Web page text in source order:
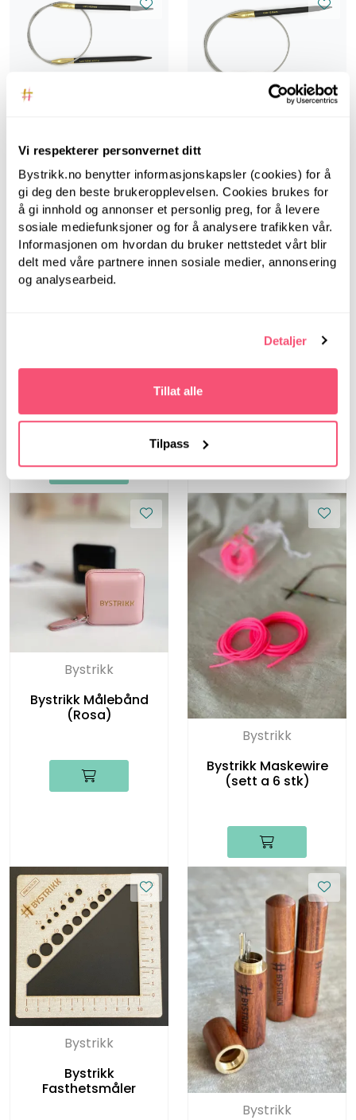
Vi respekterer personvernet ditt
Bystrikk.no benytter informasjonskapsler (cookies) for å
gi deg den beste brukeropplevelsen. Cookies brukes for
å gi innhold og annonser et personlig preg, for å levere
sosiale mediefunksjoner og for å analysere trafikken vår.
Informasjonen om hvordan du bruker nettstedet vårt blir
delt med våre partnere innen sosiale medier, annonsering
og analysearbeid.
Detaljer
Tillat alle
Tilpass
Rundpinner i tre
Lantern Moon, 40 cm,
Rundpinner i tre
Lantern Moon, 80 cm,
Rundpinner i tre
LanternMoon
Lantern Moon, 80 cm,
Bystrikk
Bystrikk Målebånd
(Rosa)
Bystrikk
Bystrikk Maskewire
(sett a 6 stk)
Bystrikk
Bystrikk
Fasthetsmåler
Bystrikk